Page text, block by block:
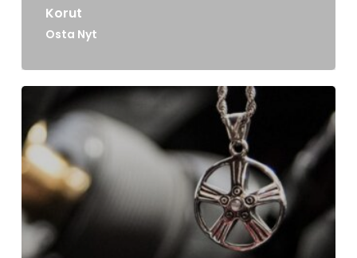
Korut
Osta Nyt